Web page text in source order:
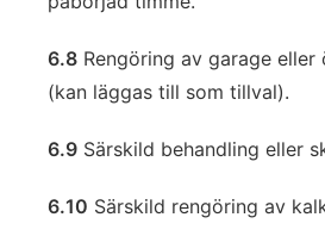
6.8 Rengöring av garage
(kan läggas till som tillval).
6.9 Särskild behandling eller
6.10 Särskild rengöring av